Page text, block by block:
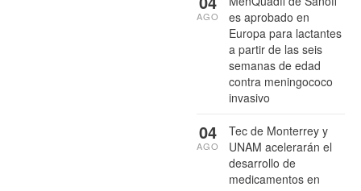
es aprobado en
Europa para lactantes
a partir de las seis
semanas de edad
contra meningococo
invasivo
AGO
Tec de Monterrey y
UNAM acelerarán el
desarrollo de
medicamentos en
04
AGO